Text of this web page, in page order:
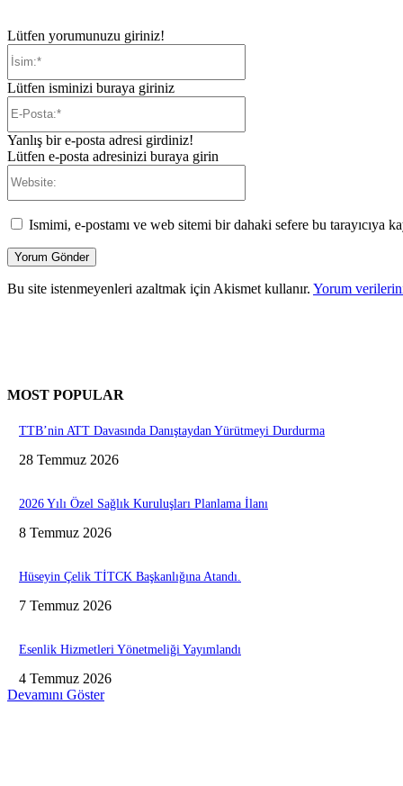
Lütfen yorumunuzu giriniz!
Lütfen isminizi buraya giriniz
Yanlış bir e-posta adresi girdiniz!
Lütfen e-posta adresinizi buraya girin
Ismimi, e-postamı ve web sitemi bir dahaki sefere bu tarayıcıya
Bu site istenmeyenleri azaltmak için Akismet kullanır. Yorum
MOST POPULAR
TTB’nin ATT Davasında Danıştaydan Yürütmeyi Durdurma
28 Temmuz 2026
2026 Yılı Özel Sağlık Kuruluşları Planlama İlanı
8 Temmuz 2026
Hüseyin Çelik TİTCK Başkanlığına Atandı.
7 Temmuz 2026
Esenlik Hizmetleri Yönetmeliği Yayımlandı
4 Temmuz 2026
Devamını Göster